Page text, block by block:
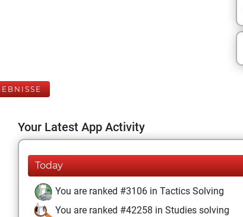
Your Latest App Activity
Today
You are ranked #3106 in Tactics Solving
You are ranked #42258 in Studies solving